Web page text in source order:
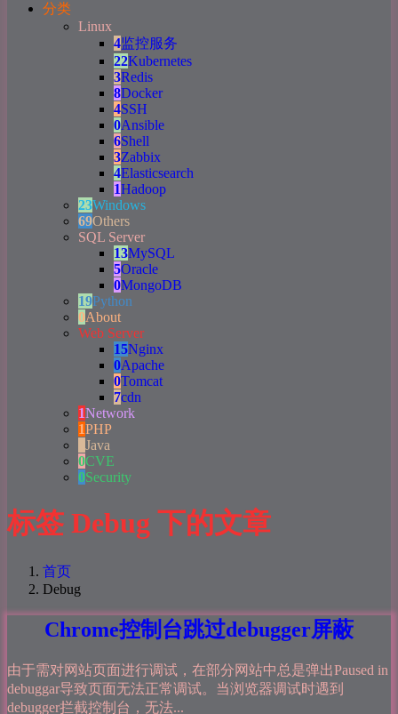
分类
Linux
4监控服务
22Kubernetes
3Redis
8Docker
4SSH
0Ansible
6Shell
3Zabbix
4Elasticsearch
1Hadoop
23Windows
69Others
SQL Server
13MySQL
5Oracle
0MongoDB
19Python
0About
Web Server
15Nginx
0Apache
0Tomcat
7cdn
1Network
1PHP
Java
0CVE
0Security
标签 Debug 下的文章
首页
Debug
Chrome控制台跳过debugger屏蔽
由于需对网站页面进行调试，在部分网站中总是弹出Paused in
debuggar导致页面无法正常调试。当浏览器调试时遇到
debugger拦截控制台，无法...